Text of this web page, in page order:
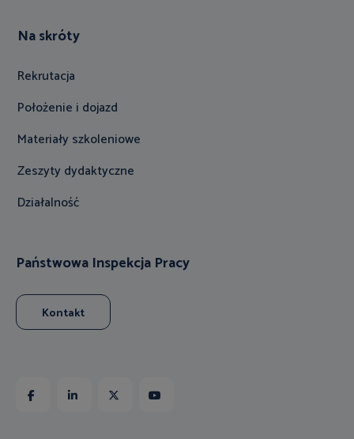
Na skróty
Rekrutacja
Położenie i dojazd
Materiały szkoleniowe
Zeszyty dydaktyczne
Działalność
Państwowa Inspekcja Pracy
Kontakt